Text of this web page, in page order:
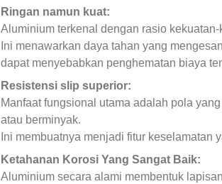
Ringan namun kuat:
Aluminium terkenal dengan rasio
Ini menawarkan daya tahan yang
dapat menyebabkan penghematan biaya
Resistensi slip superior:
Manfaat fungsional utama adalah pola
atau berminyak.
Ini membuatnya menjadi fitur
Ketahanan Korosi Yang Sangat Baik:
Aluminium secara alami membentuk